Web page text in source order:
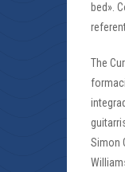
bed».
The
Simon